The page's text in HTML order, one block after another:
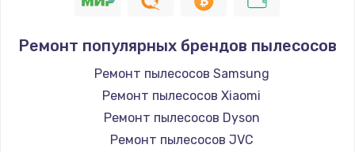
Замена шнура
Заказать
Замена / ремонт электронного модуля
управления
600 руб.
Ремонт популярных брендов пылесосов
Ремонт пылесосов Samsung
Ремонт пылесосов Xiaomi
Ремонт пылесосов Dyson
Ремонт пылесосов JVC